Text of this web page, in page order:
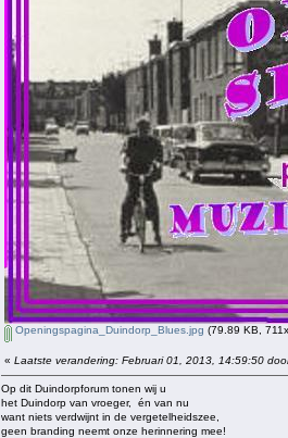
Openingspagina_Duindorp_Blues.jpg (79.89 KB,
« Laatste verandering: Februari 01, 2013, 14:59:50
Op dit Duindorpforum tonen wij u
het Duindorp van vroeger, én van nu
want niets verdwijnt in de vergetelheidszee,
geen branding neemt onze herinnering mee!